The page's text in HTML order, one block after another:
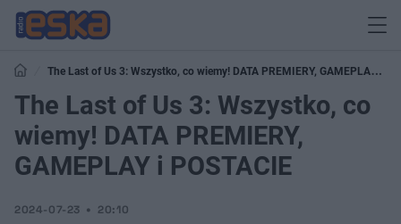
The Last of Us 3: Wszystko, co wiemy! DATA PREMIERY, GAMEPLAY i
POSTACIE
The Last of Us 3: Wszystko, co
wiemy! DATA PREMIERY,
GAMEPLAY i POSTACIE
2024-07-23 20:10